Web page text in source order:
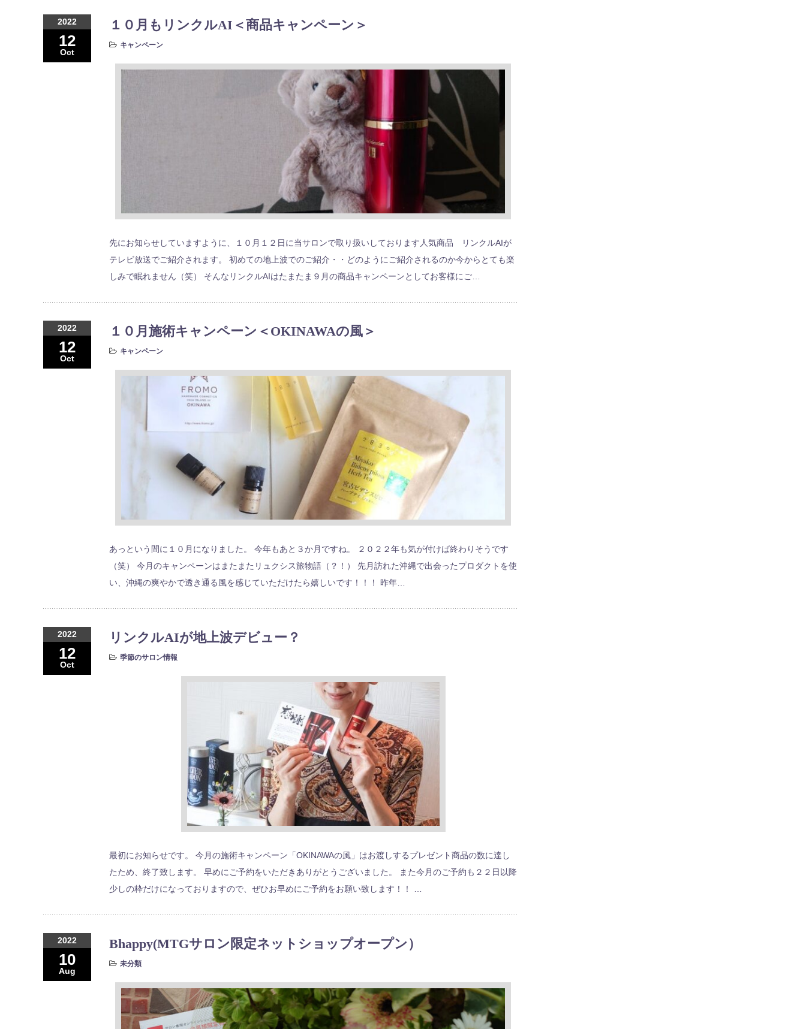
2022
12
Oct
１０月もリンクルAI＜商品キャンペーン＞
キャンペーン
先にお知らせしていますように、１０月１２日に当サロンで取り扱いしております人気商品 リンクルAIが
テレビ放送でご紹介されます。 初めての地上波でのご紹介・・どのようにご紹介されるのか今からとても楽
しみで眠れません（笑） そんなリンクルAIはたまたま９月の商品キャンペーンとしてお客様にご…
2022
12
Oct
１０月施術キャンペーン＜OKINAWAの風＞
キャンペーン
あっという間に１０月になりました。 今年もあと３か月ですね。 ２０２２年も気が付けば終わりそうです
（笑） 今月のキャンペーンはまたまたリュクシス旅物語（？！） 先月訪れた沖縄で出会ったプロダクトを使
い、沖縄の爽やかで透き通る風を感じていただけたら嬉しいです！！！ 昨年…
2022
12
Oct
リンクルAIが地上波デビュー？
季節のサロン情報
最初にお知らせです。 今月の施術キャンペーン「OKINAWAの風」はお渡しするプレゼント商品の数に達し
たため、終了致します。 早めにご予約をいただきありがとうございました。 また今月のご予約も２２日以降
少しの枠だけになっておりますので、ぜひお早めにご予約をお願い致します！！ …
2022
10
Aug
Bhappy(MTGサロン限定ネットショップオープン）
未分類